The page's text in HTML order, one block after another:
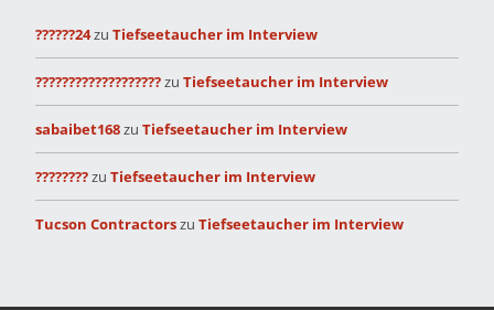
??????24zu Tiefseetaucher im Interview
???????????????????zu Tiefseetaucher im Interview
sabaibet168zu Tiefseetaucher im Interview
????????zu Tiefseetaucher im Interview
Tucson Contractorszu Tiefseetaucher im Interview